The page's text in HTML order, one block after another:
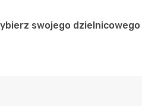
swojego